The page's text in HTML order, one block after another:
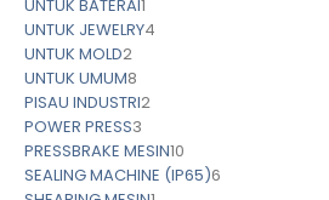
UNTUK BATERAI1
UNTUK JEWELRY4
UNTUK MOLD2
UNTUK UMUM8
PISAU INDUSTRI2
POWER PRESS3
PRESSBRAKE MESIN10
SEALING MACHINE (IP65)6